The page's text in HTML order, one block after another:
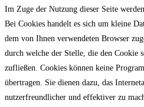
Im Zuge der Nutzung dieser Seite
Bei Cookies handelt es sich um kleine
dem von Ihnen verwendeten Browser
durch welche der Stelle, die den Cookie
zufließen. Cookies können keine
übertragen. Sie dienen dazu, das
nutzerfreundlicher und effektiver zu